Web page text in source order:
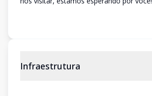
Infraestrutura